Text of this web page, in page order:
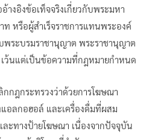
างอิงข้อเท็จจริงเกี่ยวกับพระมหา
หรือผู้สำเร็จราชการแทนพระองค์
พระบรมราชานุญาต พระราชานุญาต
นแต่เป็นข้อความที่กฎหมายกำหนด
กกฎกระทรวงว่าด้วยการโฆษณา
อลกอฮอล์ และเครื่องดื่มที่ผสม
ละทางป้ายโฆษณา เนื่องจากปัจจุบัน